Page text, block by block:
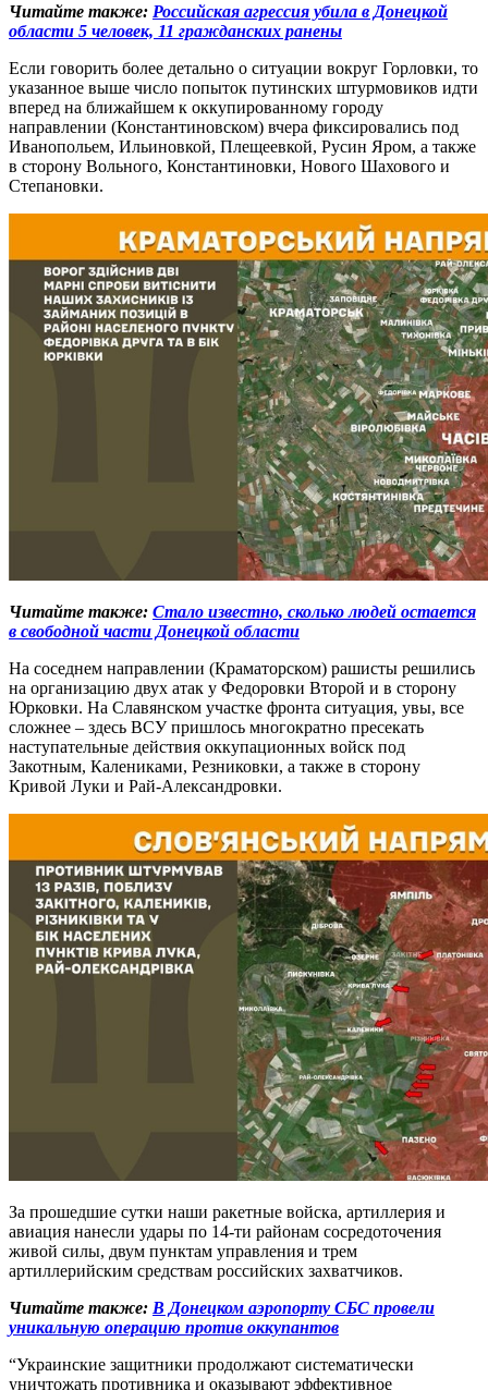
Читайте также: Российская агрессия убила в Донецкой
области 5 человек, 11 гражданских ранены
Если говорить более детально о ситуации вокруг Горловки, то
указанное выше число попыток путинских штурмовиков идти
вперед на ближайшем к оккупированному городу
направлении (Константиновском) вчера фиксировались под
Иванопольем, Ильиновкой, Плещеевкой, Русин Яром, а также
в сторону Вольного, Константиновки, Нового Шахового и
Степановки.
Читайте также: Стало известно, сколько людей остается
в свободной части Донецкой области
На соседнем направлении (Краматорском) рашисты решились
на организацию двух атак у Федоровки Второй и в сторону
Юрковки. На Славянском участке фронта ситуация, увы, все
сложнее – здесь ВСУ пришлось многократно пресекать
наступательные действия оккупационных войск под
Закотным, Калениками, Резниковки, а также в сторону
Кривой Луки и Рай-Александровки.
За прошедшие сутки наши ракетные войска, артиллерия и
авиация нанесли удары по 14-ти районам сосредоточения
живой силы, двум пунктам управления и трем
артиллерийским средствам российских захватчиков.
Читайте также: В Донецком аэропорту СБС провели
уникальную операцию против оккупантов
“Украинские защитники продолжают систематически
уничтожать противника и оказывают эффективное